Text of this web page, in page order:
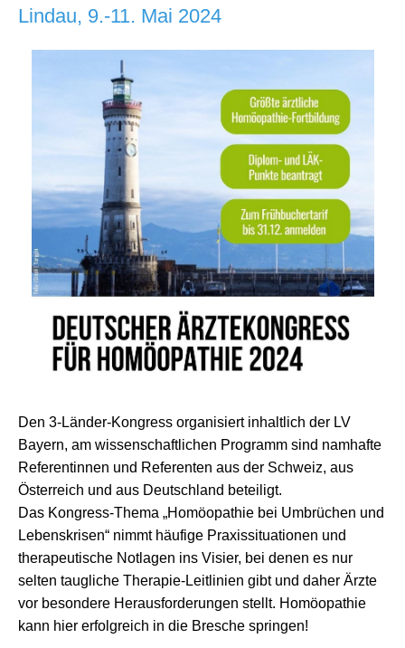
Lindau, 9.-11. Mai 2024
Den 3-Länder-Kongress organisiert inhaltlich der LV
Bayern, am wissenschaftlichen Programm sind namhafte
Referentinnen und Referenten aus der Schweiz, aus
Österreich und aus Deutschland beteiligt.
Das Kongress-Thema „Homöopathie bei Umbrüchen und
Lebenskrisen“ nimmt häufige Praxissituationen und
therapeutische Notlagen ins Visier, bei denen es nur
selten taugliche Therapie-Leitlinien gibt und daher Ärzte
vor besondere Herausforderungen stellt. Homöopathie
kann hier erfolgreich in die Bresche springen!